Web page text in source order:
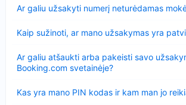
Ar galiu užsakyti numerį neturėdamas
Kaip sužinoti, ar mano užsakymas yra
Ar galiu atšaukti arba pakeisti savo
Booking.com svetainėje?
Kas yra mano PIN kodas ir kam man jo